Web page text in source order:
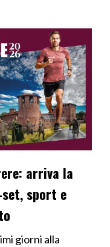
arriva la
sport e
giorni alla